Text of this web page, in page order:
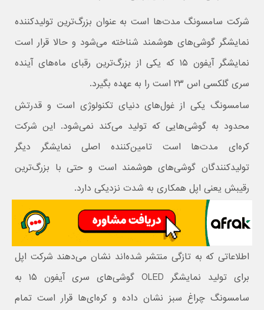
شرکت سامسونگ مدت‌ها است به عنوان بزرگ‌ترین تولیدکننده
نمایشگر گوشی‌های هوشمند شناخته می‌شود و حالا قرار است
نمایشگر آیفون ۱۵ که یکی از بزرگ‌ترین رقبای ماه‌های آینده
سری گلکسی اس ۲۳ است را به عهده بگیرد.
سامسونگ یکی از غول‌های دنیای تکنولوژی است و قدرتش
محدود به گوشی‌هایی که تولید می‌‌کند نمی‌شود. این شرکت
کره‌ای مدت‌ها است تامین‌کننده اصلی نمایشگر دیگر
تولیدکنندگان گوشی‌های هوشمند است و حتی با بزرگ‌ترین
رقیبش یعنی اپل همکاری به شدت نزدیکی دارد.
اطلاعاتی که به تازگی منتشر شده‌اند نشان می‌دهند شرکت اپل
برای تولید نمایشگر OLED گوشی‌های سری آیفون ۱۵ به
سامسونگ چراغ سبز نشان داده و کره‌‌ای‌ها قرار است تمام